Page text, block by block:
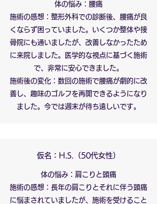
体の悩み：腰痛
施術の感想：整形外科での診断後、腰痛が良
くならず困っていました。いくつか整体や接
骨院にも通いましたが、改善しなかったため
に来院しました。医学的な視点に基づく施術
で、非常に安心できました。
施術後の変化：数回の施術で腰痛が劇的に改
善し、趣味のゴルフを再開できるようになり
ました。今では週末が待ち遠しいです。
仮名：H.S.（50代女性）
体の悩み：肩こりと頭痛
施術の感想：長年の肩こりとそれに伴う頭痛
に悩まされていましたが、施術を受けること